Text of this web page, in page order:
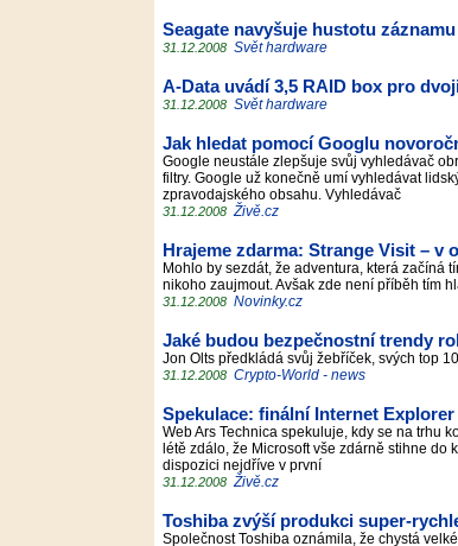
Seagate navyšuje hustotu
31.12.2008 Svět hardware
A-Data uvádí 3,5 RAID box pro
31.12.2008 Svět hardware
Jak hledat pomocí Googlu
Google neustále zlepšuje svůj vyhledávač
filtry. Google už konečně umí vyhledávat
zpravodajského obsahu. Vyhledávač
31.12.2008 Živě.cz
Hrajeme zdarma: Strange Visit – v
Mohlo by sezdát, že adventura, která začíná
nikoho zaujmout. Avšak zde není příběh tím
31.12.2008 Novinky.cz
Jaké budou bezpečnostní trendy
Jon Olts předkládá svůj žebříček, svých top
31.12.2008 Crypto-World - news
Spekulace: finální Internet Explorer
Web Ars Technica spekuluje, kdy se na trhu
létě zdálo, že Microsoft vše zdárně stihne
dispozici nejdříve v první
31.12.2008 Živě.cz
Toshiba zvýší produkci super-
Společnost Toshiba oznámila, že chystá